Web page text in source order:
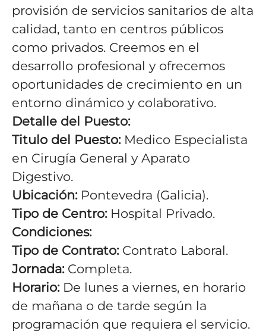
provisión de servicios sanitarios de alta
calidad, tanto en centros públicos
como privados. Creemos en el
desarrollo profesional y ofrecemos
oportunidades de crecimiento en un
entorno dinámico y colaborativo.
Detalle del Puesto:
Titulo del Puesto:Medico Especialista
en Cirugía General y Aparato
Digestivo.
Ubicación:Pontevedra (Galicia).
Tipo de Centro:Hospital Privado.
Condiciones:
Tipo de Contrato:Contrato Laboral.
Jornada:Completa.
Horario: De lunes a viernes, en horario
de mañana o de tarde según la
programación que requiera el servicio.